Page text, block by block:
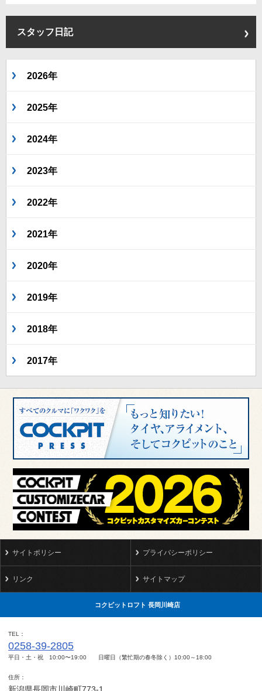
スタッフ日記
2026年
2025年
2024年
2023年
2022年
2021年
2020年
2019年
2018年
2017年
サイトポリシー プライバシーポリシー
リンク サイトマップ
コクピットロフト 長岡川崎店
TEL
0258-39-2805
平日・土・祝 10:00〜19:00 日曜日（繁忙期の春冬除く）10:00～18:00
住所
新潟県長岡市川崎町773-1